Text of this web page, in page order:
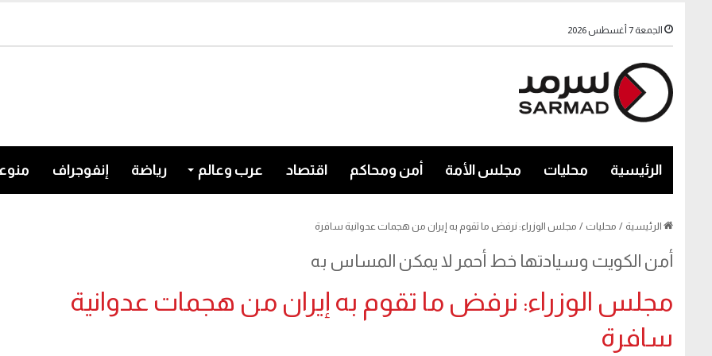
الجمعة 7 أغسطس 2026
الرئيسية محليات مجلس الأمة أمن ومحاكم اقتصاد عرب وعالم رياضة إنفوجراف
الرئيسية / محليات / مجلس الوزراء: نرفض ما تقوم به إيران من هجمات عدوانية سافرة
مجلس الوزراء: نرفض ما تقوم به إيران من هجمات عدوانية
سافرة
أمن الكويت وسيادتها خط أحمر لا يمكن المساس به